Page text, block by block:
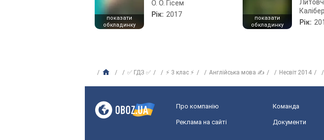
показати
обкладинку
О. О. Гісем
Рік: 2017
показати
обкладинку
Рік:
✅ ГДЗ ✅ ⚡ 3 клас ⚡ Англійська мова ✍ Несвіт 2014
Про компанію Команда
Реклама на сайті Документи